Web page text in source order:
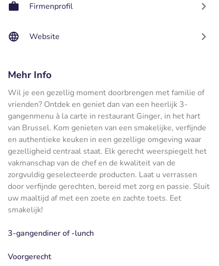
Firmenprofil
Website
Mehr Info
Wil je een gezellig moment doorbrengen met familie of
vrienden? Ontdek en geniet dan van een heerlijk 3-
gangenmenu à la carte in restaurant Ginger, in het hart
van Brussel. Kom genieten van een smakelijke, verfijnde
en authentieke keuken in een gezellige omgeving waar
gezelligheid centraal staat. Elk gerecht weerspiegelt het
vakmanschap van de chef en de kwaliteit van de
zorgvuldig geselecteerde producten. Laat u verrassen
door verfijnde gerechten, bereid met zorg en passie. Sluit
uw maaltijd af met een zoete en zachte toets. Eet
smakelijk!
3-gangendiner of -lunch
Voorgerecht